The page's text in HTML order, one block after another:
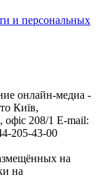
и персональных
онлайн-медиа -
Київ,
208/1 E-mail:
205-43-00
на
на